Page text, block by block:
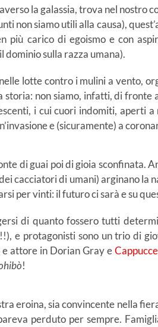
la galassia, trova nel nostro
non siamo utili alla causa),
più carico di egoismo e con
sulla razza umana).
lotte contro i mulini a vento,
non siamo, infatti, di fronte
i cui cuori indomiti, aperti
e (sicuramente) a
di guai poi di gioia sconfinata.
cacciatori di umani) arginano la
per vinti: il futuro ci sarà e su
di quanto fossero tutti
e protagonisti sono un trio di
e attore in Dorian Gray e
!
eroina, sia convincente nella
perduto per sempre.